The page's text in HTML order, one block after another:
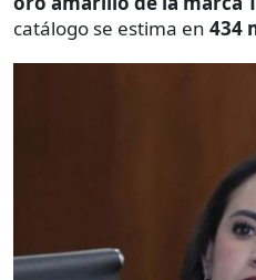
catálogo se estima en 434